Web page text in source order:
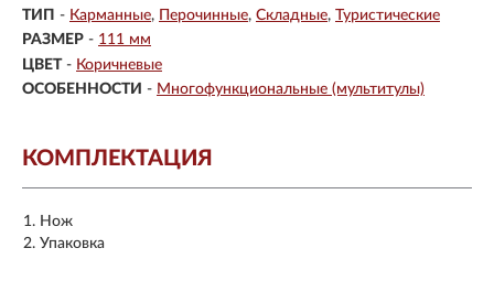
ТИП - Карманные Перочинные Складные Туристические
РАЗМЕР - 111 мм
ЦВЕТ - Коричневые
ОСОБЕННОСТИ - Многофункциональные (мультитулы)
КОМПЛЕКТАЦИЯ
Нож
Упаковка